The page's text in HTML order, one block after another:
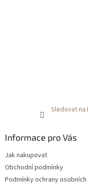
Sledovat na
Informace pro Vás
Jak nakupovat
Obchodní podmínky
Podmínky ochrany osobních